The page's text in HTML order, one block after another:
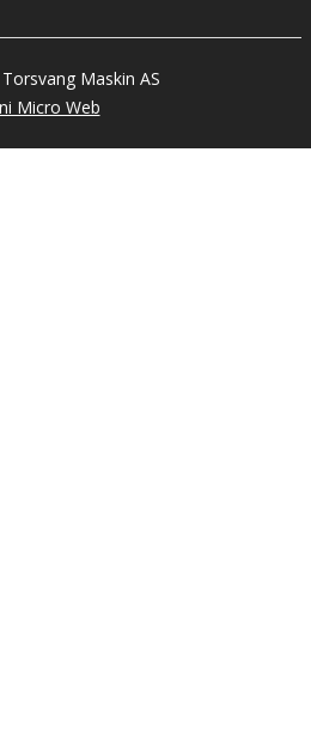
Maskin AS
Micro Web